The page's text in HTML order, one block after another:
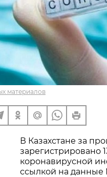
материалов
В Казахстане за
зарегистрировано
коронавирусной
ссылкой на данные